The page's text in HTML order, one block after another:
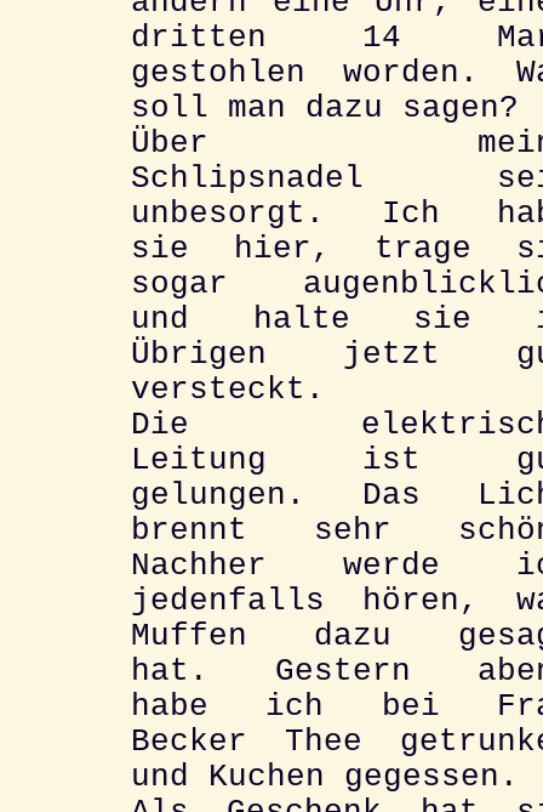
dritten 14
gestohlen worden.
soll man dazu sagen?
Über
Schlipsnadel
unbesorgt. Ich
sie hier, trage
sogar
und halte sie
Übrigen jetzt
versteckt.
Die
Leitung ist
gelungen. Das
brennt sehr
Nachher werde
jedenfalls hören,
Muffen dazu
hat. Gestern
habe ich bei
Becker Thee
und Kuchen gegessen.